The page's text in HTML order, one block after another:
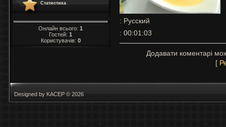
Статистика
Онлайн всього: 1
Гостей: 1
Користувачів: 0
: Русский
: 00:01:03
Додавати коментарі
[
Designed by KACEP © 2026